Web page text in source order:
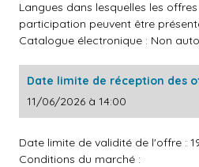
Langues dans lesquelles les
participation peuvent être
Catalogue électronique : Non
Date limite de réception des
11/06/2026 à 14:00
Date limite de validité de l'offre :
Conditions du marché :